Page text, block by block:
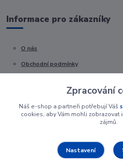
Informace pro zákazníky
O nás
Obchodní podmínky
Zpracování
Náš e-shop a partneři potřebují Váš
cookies, aby Vám mohli zobrazovat
zájmů.
Nastavení